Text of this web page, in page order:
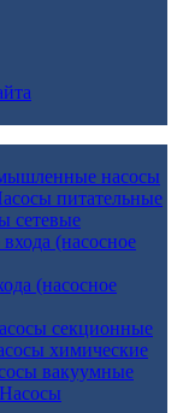
насосы
питательные
сетевые
(насосное
секционные
химические
вакуумные
Насосы